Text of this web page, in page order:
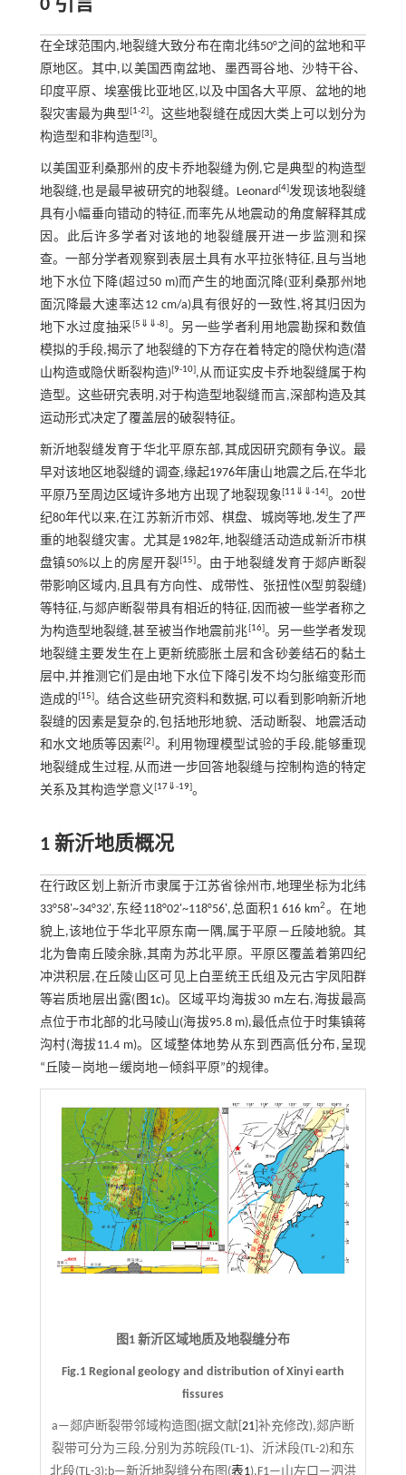
0 引言
在全球范围内,地裂缝大致分布在南北纬50°之间的盆地和平
原地区。其中,以美国西南盆地、墨西哥谷地、沙特干谷、
印度平原、埃塞俄比亚地区,以及中国各大平原、盆地的地
裂灾害最为典型[1-2]。这些地裂缝在成因大类上可以划分为
构造型和非构造型[3]。
以美国亚利桑那州的皮卡乔地裂缝为例,它是典型的构造型
地裂缝,也是最早被研究的地裂缝。Leonard[4]发现该地裂缝
具有小幅垂向错动的特征,而率先从地震动的角度解释其成
因。此后许多学者对该地的地裂缝展开进一步监测和探
查。一部分学者观察到表层土具有水平拉张特征,且与当地
地下水位下降(超过50 m)而产生的地面沉降(亚利桑那州地
面沉降最大速率达12 cm/a)具有很好的一致性,将其归因为
地下水过度抽采[5 ⇓ ⇓-8]。另一些学者利用地震勘探和数值
模拟的手段,揭示了地裂缝的下方存在着特定的隐伏构造(潜
山构造或隐伏断裂构造)[9-10],从而证实皮卡乔地裂缝属于构
造型。这些研究表明,对于构造型地裂缝而言,深部构造及其
运动形式决定了覆盖层的破裂特征。
新沂地裂缝发育于华北平原东部,其成因研究颇有争议。最
早对该地区地裂缝的调查,缘起1976年唐山地震之后,在华北
平原乃至周边区域许多地方出现了地裂现象[11 ⇓ ⇓-14]。20世
纪80年代以来,在江苏新沂市郊、棋盘、城岗等地,发生了严
重的地裂缝灾害。尤其是1982年,地裂缝活动造成新沂市棋
盘镇50%以上的房屋开裂[15]。由于地裂缝发育于郯庐断裂
带影响区域内,且具有方向性、成带性、张扭性(X型剪裂缝)
等特征,与郯庐断裂带具有相近的特征,因而被一些学者称之
为构造型地裂缝,甚至被当作地震前兆[16]。另一些学者发现
地裂缝主要发生在上更新统膨胀土层和含砂姜结石的黏土
层中,并推测它们是由地下水位下降引发不均匀胀缩变形而
造成的[15]。结合这些研究资料和数据,可以看到影响新沂地
裂缝的因素是复杂的,包括地形地貌、活动断裂、地震活动
和水文地质等因素[2]。利用物理模型试验的手段,能够重现
地裂缝成生过程,从而进一步回答地裂缝与控制构造的特定
关系及其构造学意义[17⇓-19]。
1 新沂地质概况
在行政区划上新沂市隶属于江苏省徐州市,地理坐标为北纬
33°58'~34°32',东经118°02'~118°56',总面积1 616 km2。在地
貌上,该地位于华北平原东南一隅,属于平原—丘陵地貌。其
北为鲁南丘陵余脉,其南为苏北平原。平原区覆盖着第四纪
冲洪积层,在丘陵山区可见上白垩统王氏组及元古宇凤阳群
等岩质地层出露( 图1c)。区域平均海拔30 m左右,海拔最高
点位于市北部的北马陵山(海拔95.8 m),最低点位于时集镇蒋
沟村(海拔11.4 m)。区域整体地势从东到西高低分布,呈现
“丘陵—岗地—缓岗地—倾斜平原”的规律。
图1 新沂区域地质及地裂缝分布
Fig.1 Regional geology and distribution of Xinyi earth
fissures
a—郯庐断裂带邻域构造图(据文献[ 21]补充修改),郯庐断
裂带可分为三段,分别为苏皖段(TL-1)、沂沭段(TL-2)和东
北段(TL-3);b—新沂地裂缝分布图(表1),F1—山左口—泗洪